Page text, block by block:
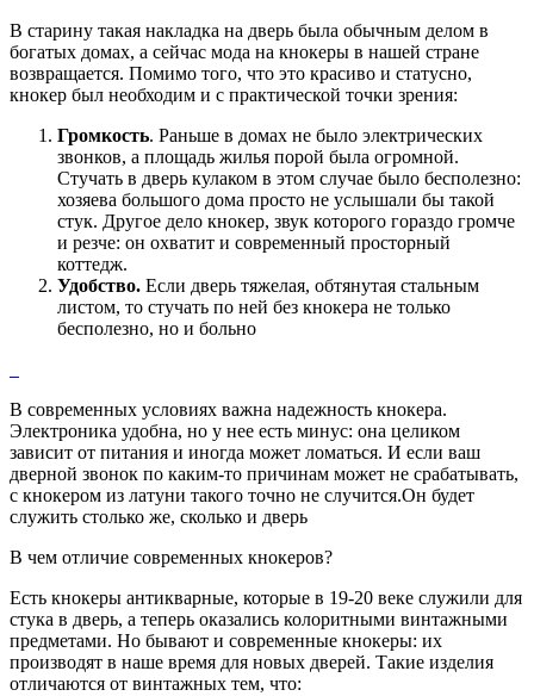
В старину такая накладка на дверь была обычным делом в
богатых домах, а сейчас мода на кнокеры в нашей стране
возвращается. Помимо того, что это красиво и статусно,
кнокер был необходим и с практической точки зрения:
Громкость. Раньше в домах не было электрических
звонков, а площадь жилья порой была огромной.
Стучать в дверь кулаком в этом случае было бесполезно:
хозяева большого дома просто не услышали бы такой
стук. Другое дело кнокер, звук которого гораздо громче
и резче: он охватит и современный просторный
коттедж.
Удобство. Если дверь тяжелая, обтянутая стальным
листом, то стучать по ней без кнокера не только
бесполезно, но и больно
В современных условиях важна надежность кнокера.
Электроника удобна, но у нее есть минус: она целиком
зависит от питания и иногда может ломаться. И если ваш
дверной звонок по каким-то причинам может не срабатывать,
с кнокером из латуни такого точно не случится.Он будет
служить столько же, сколько и дверь
В чем отличие современных кнокеров?
Есть кнокеры антикварные, которые в 19-20 веке служили для
стука в дверь, а теперь оказались колоритными винтажными
предметами. Но бывают и современные кнокеры: их
производят в наше время для новых дверей. Такие изделия
отличаются от винтажных тем, что: